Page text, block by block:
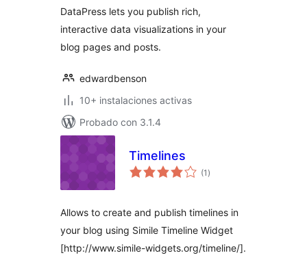
DataPress lets you publish rich,
interactive data visualizations in your
blog pages and posts.
edwardbenson
10+ instalaciones activas
Probado con 3.1.4
Timelines
(1 total
de
)
Allows to create and publish timelines in
your blog using Simile Timeline Widget
[http://www.simile-widgets.org/timeline/].